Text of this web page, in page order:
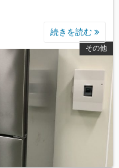
その他
続きを読む